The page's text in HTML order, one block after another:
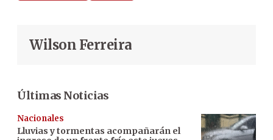
Wilson Ferreira
Últimas Noticias
Nacionales
Lluvias y tormentas acompañarán el